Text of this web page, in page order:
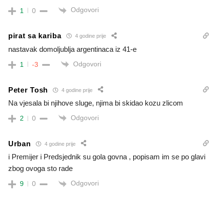
1 0 Odgovori
pirat sa kariba 4 godine prije
nastavak domoljublja argentinaca iz 41-e
1 -3 Odgovori
Peter Tosh 4 godine prije
Na vjesala bi njihove sluge, njima bi skidao kozu zlicom
2 0 Odgovori
Urban 4 godine prije
i Premijer i Predsjednik su gola govna , popisam im se po glavi
zbog ovoga sto rade
9 0 Odgovori